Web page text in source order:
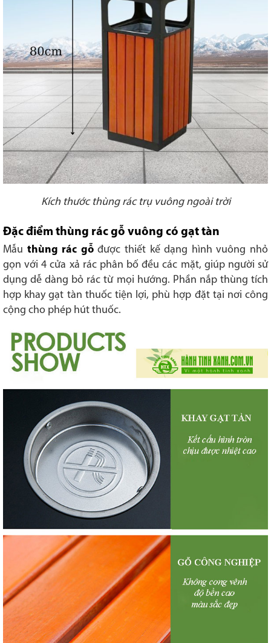
Kích thước thùng rác trụ vuông ngoài trời
Đặc điểm thùng rác gỗ vuông có gạt tàn
Mẫu thùng rác gỗđược thiết kế dạng hình vuông nhỏ
gọn với 4 cửa xả rác phân bố đều các mặt, giúp người sử
dụng dễ dàng bỏ rác từ mọi hướng. Phần nắp thùng tích
hợp khay gạt tàn thuốc tiện lợi, phù hợp đặt tại nơi công
cộng cho phép hút thuốc.